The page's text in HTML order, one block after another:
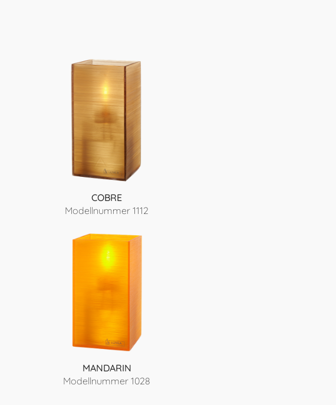
COBRE
Modellnummer 1112
MANDARIN
Modellnummer 1028